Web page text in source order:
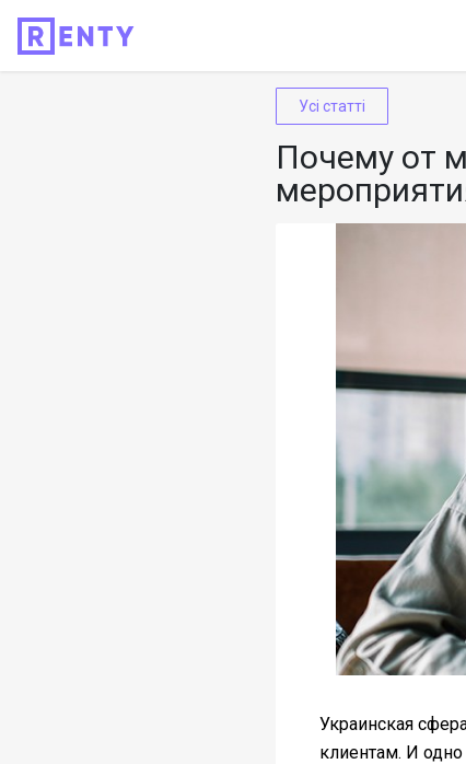
Усі статті
Почему от
Украинская
клиентам. И